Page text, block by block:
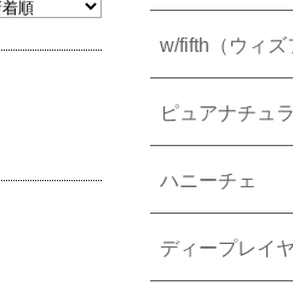
w/fifth（ウィズ
ピュアナチュ
ハニーチェ
ディープレイ